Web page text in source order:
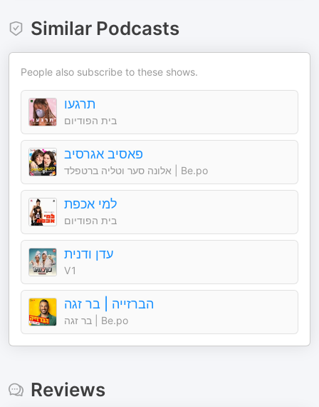
Similar Podcasts
People also subscribe to these shows.
תרגעו
בית הפודיום
פאסיב אגרסיב
אלונה סער וטליה ברטפלד | Be.po
למי אכפת
בית הפודיום
עדן ודנית
V1
הברזייה | בר זגה
בר זגה | Be.po
Reviews